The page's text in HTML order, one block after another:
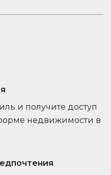
чем
вопросы, делитесь
— всё в одном
и получите доступ
недвижимости в